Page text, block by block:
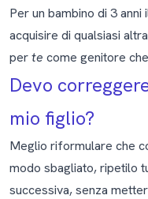
Per un bambino di 3
acquisire di qualsiasi
perte come genitore
Devo
mio figlio?
Meglio riformulare che
modo sbagliato, ripetilo
successiva, senza